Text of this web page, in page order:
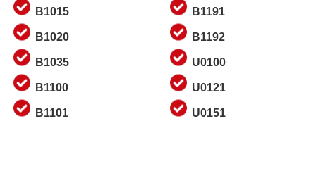
B1015
B1020
B1035
B1100
B1101
B1191
B1192
U0100
U0121
U0151